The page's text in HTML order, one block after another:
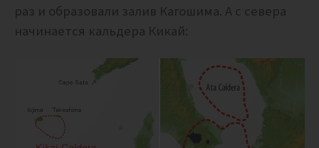
раз и образовали залив Кагошима. А с севера
начинается кальдера Кикай: